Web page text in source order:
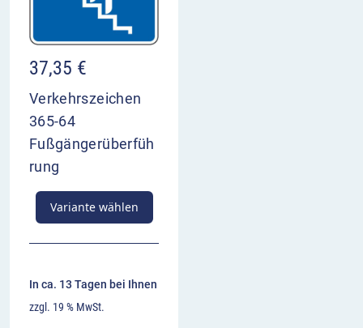
37,35 €
Verkehrszeichen
365-64
Fußgängerüberfüh
rung
Variante wählen
In ca. 13 Tagen bei Ihnen
zzgl. 19 % MwSt.